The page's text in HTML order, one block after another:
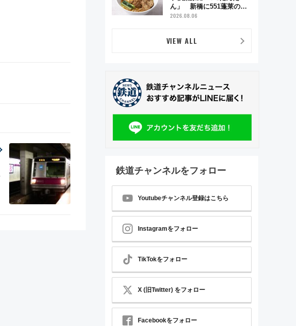
ん」 新橋に551蓬莱の
DNAを継ぐ「東京豚饅」、
【2026年8月】
2026.08.06
VIEW ALL
鉄道チャンネルをフォロー
Youtubeチャンネル登録はこちら
Instagramをフォロー
TikTokをフォロー
X (旧Twitter) をフォロー
Facebookをフォロー